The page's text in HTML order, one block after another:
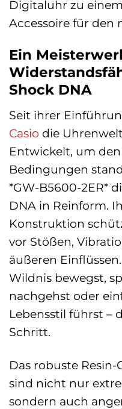
Digitaluhr zu
Accessoire für den
Ein
Shock DNA
Seit ihrer
Casio die
Entwickelt, um
Bedingungen
*GW-B5600-2ER*
DNA in Reinform.
Konstruktion
vor Stößen,
äußeren
Wildnis bewegst,
nachgehst oder
Lebensstil führst –
Schritt.
Das robuste
sind nicht nur
sondern auch